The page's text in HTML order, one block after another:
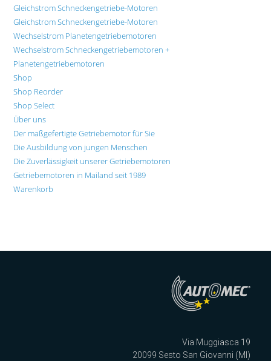
Gleichstrom Schneckengetriebe-Motoren
Gleichstrom Schneckengetriebe-Motoren
Wechselstrom Planetengetriebemotoren
Wechselstrom Schneckengetriebemotoren +
Planetengetriebemotoren
Shop
Shop Reorder
Shop Select
Über uns
Der maßgefertigte Getriebemotor für Sie
Die Ausbildung von jungen Menschen
Die Zuverlässigkeit unserer Getriebemotoren
Getriebemotoren in Mailand seit 1989
Warenkorb
Via Muggiasca 19
20099 Sesto San Giovanni (MI)